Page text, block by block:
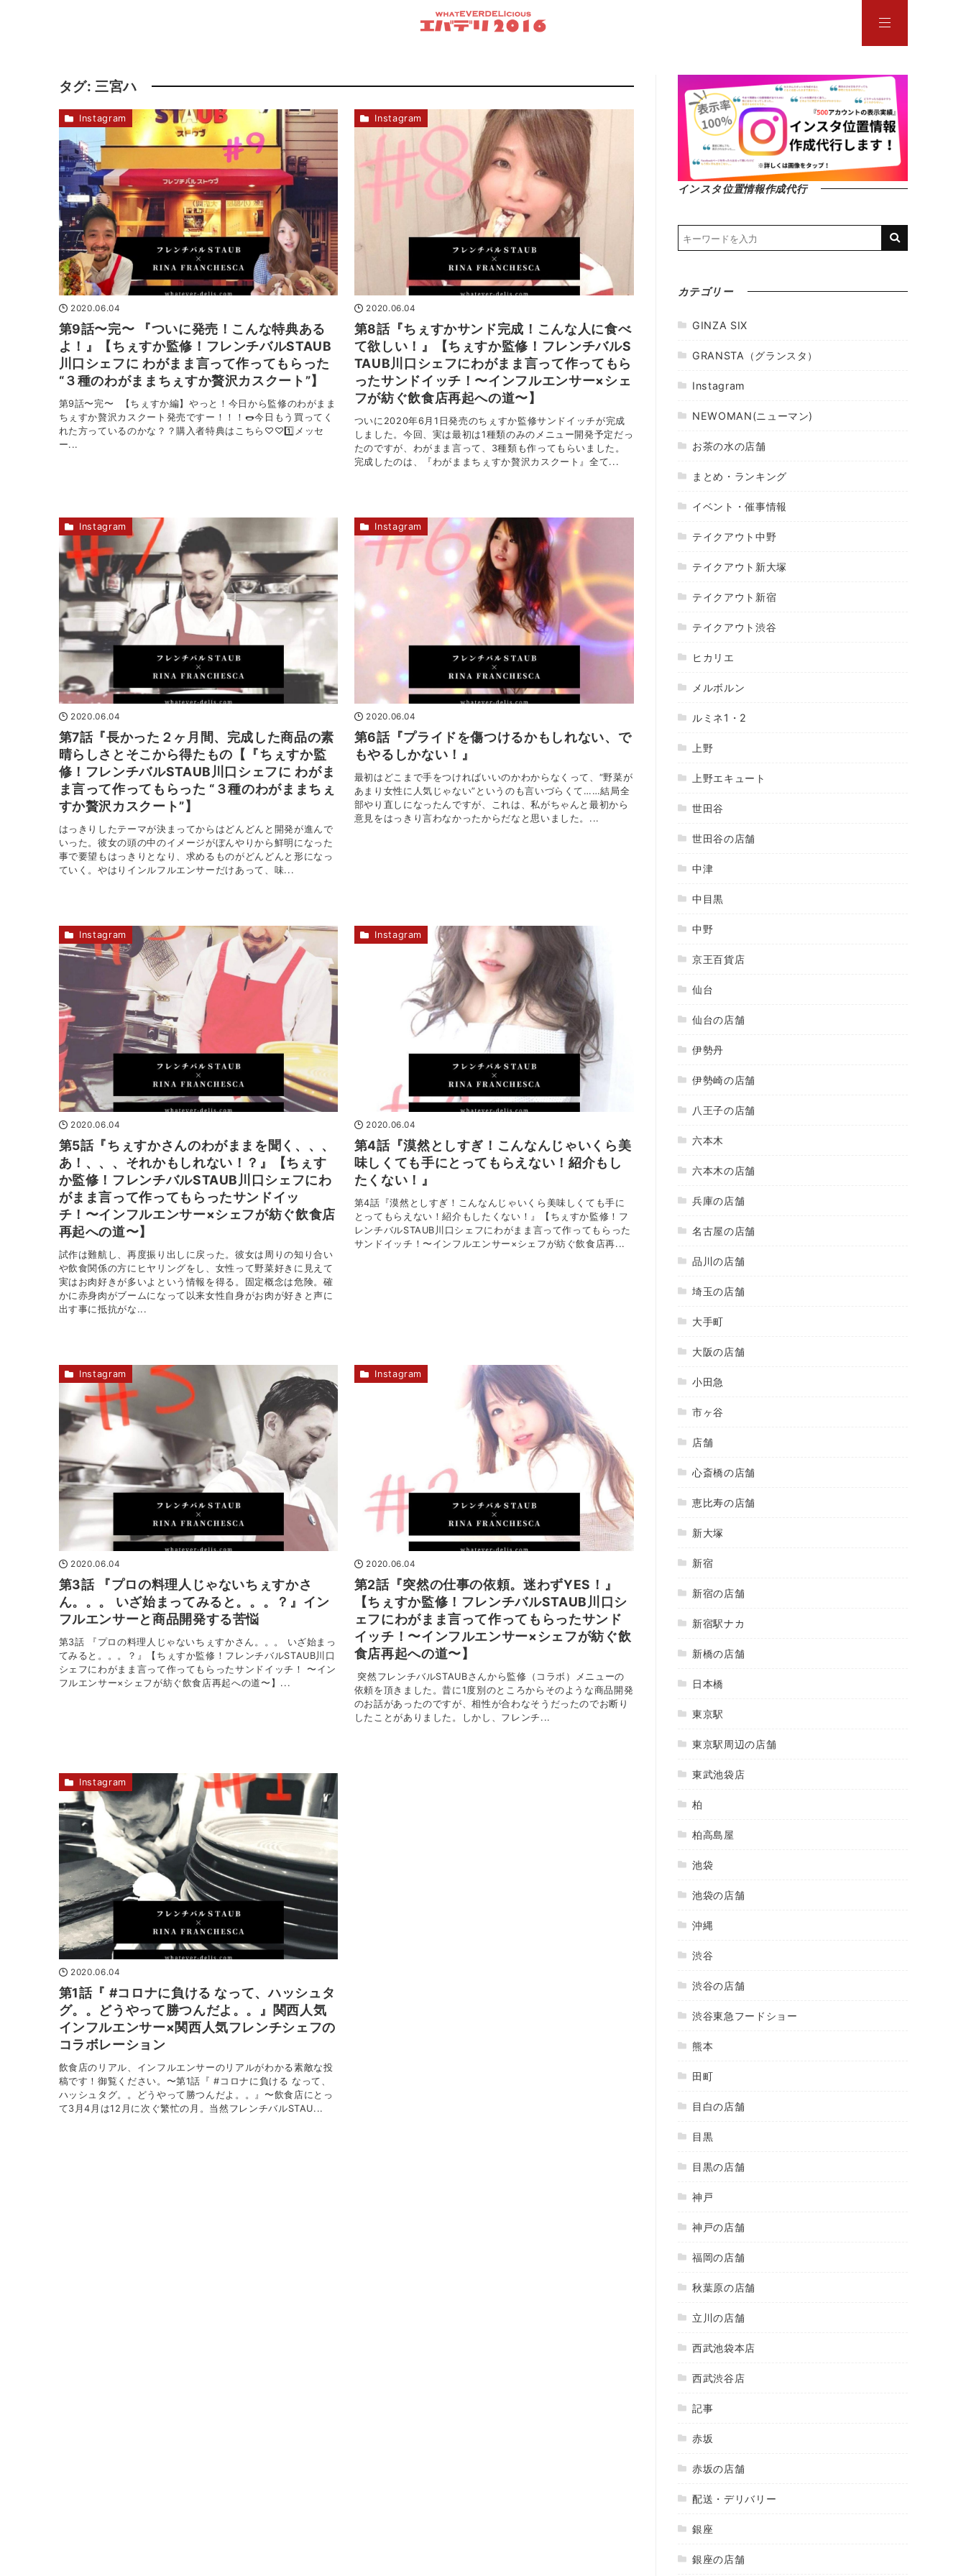
タグ:三宮ハ
2020.06.04
第9話〜完〜 『ついに発売！こんな特典ある
よ！』【ちぇすか監修！フレンチバルSTAUB
川口シェフに わがまま言って作ってもらった
“３種のわがままちぇすか贅沢カスクート”】
第9話〜完〜 【ちぇすか編】やっと！今日から監修のわがまま
ちぇすか贅沢カスクート発売ですー！！！️🌭今日もう買ってく
れた方っているのかな？？購入者特典はこちら♡♡1️⃣メッセ
ー...
Instagram
2020.06.04
第8話『ちぇすかサンド完成！こんな人に食べ
て欲しい！』【ちぇすか監修！フレンチバルS
TAUB川口シェフにわがまま言って作ってもら
ったサンドイッチ！〜インフルエンサー×シェ
フが紡ぐ飲食店再起への道〜】
ついに2020年6月1日発売のちぇすか監修サンドイッチが完成
しました。今回、実は最初は1種類のみのメニュー開発予定だっ
たのですが、わがまま言って、3種類も作ってもらいました。
完成したのは、『わがままちぇすか贅沢カスクート』全て...
Instagram
2020.06.04
第7話『長かった２ヶ月間、完成した商品の素
晴らしさとそこから得たもの【『ちぇすか監
修！フレンチバルSTAUB川口シェフに わがま
ま言って作ってもらった “３種のわがままちぇ
すか贅沢カスクート”】
はっきりしたテーマが決まってからはどんどんと開発が進んで
いった。彼女の頭の中のイメージがぼんやりから鮮明になった
事で要望もはっきりとなり、求めるものがどんどんと形になっ
ていく。やはりインルフルエンサーだけあって、味...
Instagram
2020.06.04
第6話『プライドを傷つけるかもしれない、で
もやるしかない！』
最初はどこまで手をつければいいのかわからなくって、“野菜が
あまり女性に人気じゃない”というのも言いづらくて……結局全
部やり直しになったんですが、これは、私がちゃんと最初から
意見をはっきり言わなかったからだなと思いました。...
Instagram
2020.06.04
第5話『ちぇすかさんのわがままを聞く、、、
あ！、、、それかもしれない！？』【ちぇす
か監修！フレンチバルSTAUB川口シェフにわ
がまま言って作ってもらったサンドイッ
チ！〜インフルエンサー×シェフが紡ぐ飲食店
再起への道〜】
試作は難航し、再度振り出しに戻った。彼女は周りの知り合い
や飲食関係の方にヒヤリングをし、女性って野菜好きに見えて
実はお肉好きが多いよという情報を得る。固定概念は危険。確
かに赤身肉がブームになって以来女性自身がお肉が好きと声に
出す事に抵抗がな...
Instagram
2020.06.04
第4話『漠然としすぎ！こんなんじゃいくら美
味しくても手にとってもらえない！紹介もし
たくない！』
第4話『漠然としすぎ！こんなんじゃいくら美味しくても手に
とってもらえない！紹介もしたくない！』【ちぇすか監修！フ
レンチバルSTAUB川口シェフにわがまま言って作ってもらった
サンドイッチ！〜インフルエンサー×シェフが紡ぐ飲食店再...
Instagram
2020.06.04
第3話 『プロの料理人じゃないちぇすかさ
ん。。。 いざ始まってみると。。。？』イン
フルエンサーと商品開発する苦悩
第3話 『プロの料理人じゃないちぇすかさん。。。 いざ始まっ
てみると。。。？』【ちぇすか監修！フレンチバルSTAUB川口
シェフにわがまま言って作ってもらったサンドイッチ！ 〜イン
フルエンサー×シェフが紡ぐ飲食店再起への道〜】...
Instagram
2020.06.04
第2話『突然の仕事の依頼。迷わずYES！』
【ちぇすか監修！フレンチバルSTAUB川口シ
ェフにわがまま言って作ってもらったサンド
イッチ！〜インフルエンサー×シェフが紡ぐ飲
食店再起への道〜】
突然フレンチバルSTAUBさんから監修（コラボ）メニューの
依頼を頂きました。昔に1度別のところからそのような商品開発
のお話があったのですが、相性が合わなそうだったのでお断り
したことがありました。しかし、フレンチ...
Instagram
2020.06.04
第1話『 #コロナに負ける なって、ハッシュタ
グ。。どうやって勝つんだよ。。』関西人気
インフルエンサー×関西人気フレンチシェフの
コラボレーション
飲食店のリアル、インフルエンサーのリアルがわかる素敵な投
稿です！御覧ください。〜第1話『 #コロナに負ける なって、
ハッシュタグ。。どうやって勝つんだよ。。』〜飲食店にとっ
て3月4月は12月に次ぐ繁忙の月。当然フレンチバルSTAU...
Instagram
インスタ位置情報作成代行
カテゴリー
GINZA SIX
GRANSTA（グランスタ）
Instagram
NEWOMAN(ニューマン)
お茶の水の店舗
まとめ・ランキング
イベント・催事情報
テイクアウト中野
テイクアウト新大塚
テイクアウト新宿
テイクアウト渋谷
ヒカリエ
メルボルン
ルミネ1・2
上野
上野エキュート
世田谷
世田谷の店舗
中津
中目黒
中野
京王百貨店
仙台
仙台の店舗
伊勢丹
伊勢崎の店舗
八王子の店舗
六本木
六本木の店舗
兵庫の店舗
名古屋の店舗
品川の店舗
埼玉の店舗
大手町
大阪の店舗
小田急
市ヶ谷
店舗
心斎橋の店舗
恵比寿の店舗
新大塚
新宿
新宿の店舗
新宿駅ナカ
新橋の店舗
日本橋
東京駅
東京駅周辺の店舗
東武池袋店
柏
柏高島屋
池袋
池袋の店舗
沖縄
渋谷
渋谷の店舗
渋谷東急フードショー
熊本
田町
目白の店舗
目黒
目黒の店舗
神戸
神戸の店舗
福岡の店舗
秋葉原の店舗
立川の店舗
西武池袋本店
西武渋谷店
記事
赤坂
赤坂の店舗
配送・デリバリー
銀座
銀座の店舗